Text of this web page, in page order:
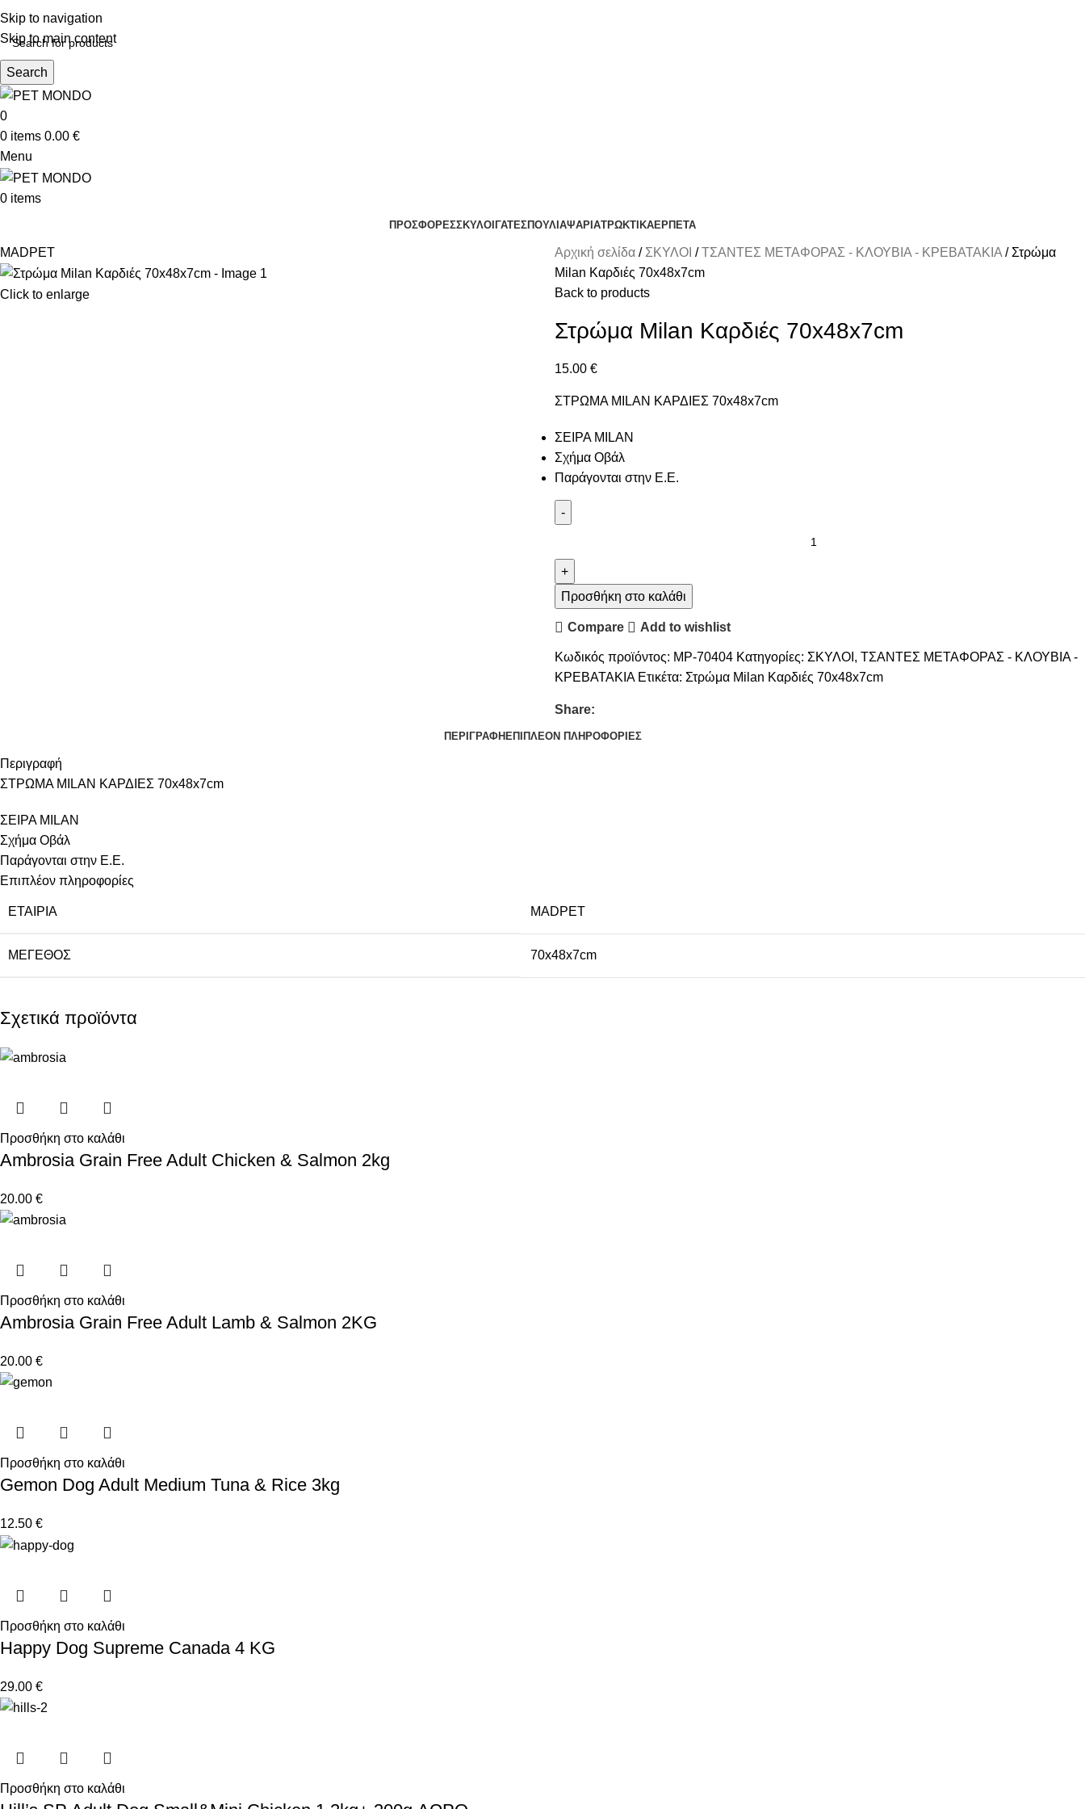
Skip to navigation
Skip to main content
Search
0
0 items 0.00 €
Menu
0 items
ΠΡΟΣΦΟΡΕΣΣΚΥΛΟΙΓΑΤΕΣΠΟΥΛΙΑΨΑΡΙΑΤΡΩΚΤΙΚΑΕΡΠΕΤΑ
MADPET
Click to enlarge
Αρχική σελίδα ΣΚΥΛΟΙ ΤΣΑΝΤΕΣ ΜΕΤΑΦΟΡΑΣ - ΚΛΟΥΒΙΑ - ΚΡΕΒΑΤΑΚΙΑ
Στρώμα
Milan Καρδιές 70x48x7cm
Back to products
Στρώμα Milan Καρδιές 70x48x7cm
15.00 €
ΣΤΡΩΜΑ MILAN ΚΑΡΔΙΕΣ 70x48x7cm
ΣΕΙΡΑ MILAN
Σχήμα Οβάλ
Παράγονται στην Ε.Ε.
Προσθήκη στο καλάθι
Compare Add to wishlist
Κωδικός προϊόντος: MP-70404 Κατηγορίες: ΣΚΥΛΟΙ , ΤΣΑΝΤΕΣ ΜΕΤΑΦΟΡΑΣ - ΚΛΟΥΒΙΑ -
ΚΡΕΒΑΤΑΚΙΑ Ετικέτα: Στρώμα Milan Καρδιές 70x48x7cm
Share:
ΠΕΡΙΓΡΑΦΉ ΕΠΙΠΛΈΟΝ ΠΛΗΡΟΦΟΡΊΕΣ
Περιγραφή
ΣΤΡΩΜΑ MILAN ΚΑΡΔΙΕΣ 70x48x7cm
ΣΕΙΡΑ MILAN
Σχήμα Οβάλ
Παράγονται στην Ε.Ε.
Επιπλέον πληροφορίες
ΕΤΑΙΡΙΑ MADPET
ΜΕΓΕΘΟΣ 70x48x7cm
Σχετικά προϊόντα
Προσθήκη στο καλάθι
Ambrosia Grain Free Adult Chicken & Salmon 2kg
20.00 €
Προσθήκη στο καλάθι
Ambrosia Grain Free Adult Lamb & Salmon 2KG
20.00 €
Προσθήκη στο καλάθι
Gemon Dog Adult Medium Tuna & Rice 3kg
12.50 €
Προσθήκη στο καλάθι
Happy Dog Supreme Canada 4 KG
29.00 €
Προσθήκη στο καλάθι